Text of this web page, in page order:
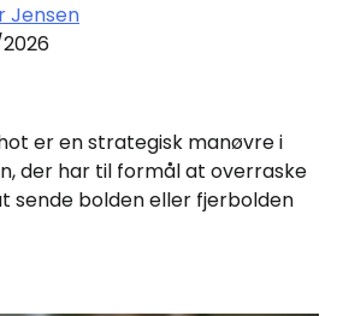
Jensen
er en strategisk manøvre i
der har til formål at overraske
sende bolden eller fjerbolden